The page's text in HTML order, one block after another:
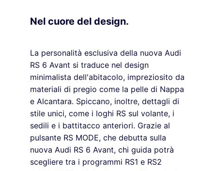
Nel cuore del design.
La personalità esclusiva della nuova Audi
RS 6 Avant si traduce nel design
minimalista dell'abitacolo, impreziosito da
materiali di pregio come la pelle di Nappa
e Alcantara. Spiccano, inoltre, dettagli di
stile unici, come i loghi RS sul volante, i
sedili e i battitacco anteriori. Grazie al
pulsante RS MODE, che debutta sulla
nuova Audi RS 6 Avant, chi guida potrà
scegliere tra i programmi RS1 e RS2